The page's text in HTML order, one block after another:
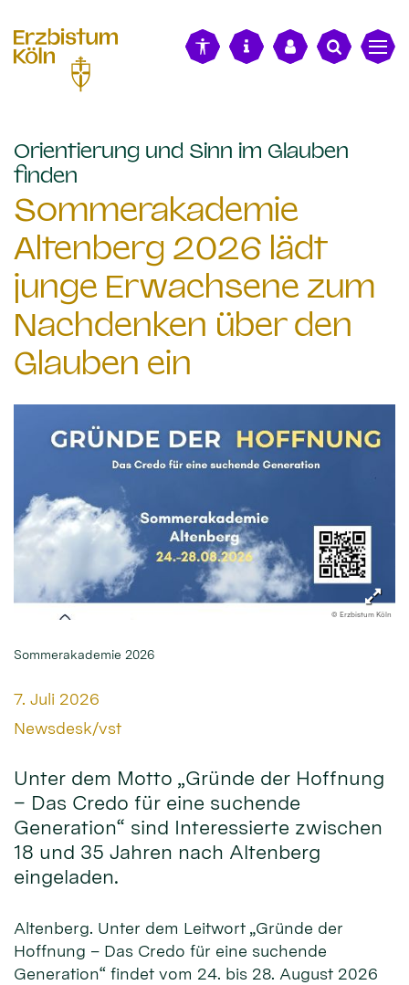
Orientierung und Sinn im Glauben
finden
Sommerakademie
Altenberg 2026 lädt
junge Erwachsene zum
Nachdenken über den
Glauben ein
© Erzbistum Köln
Sommerakademie 2026
Datum:
7. Juli 2026
Von:
Newsdesk/vst
Unter dem Motto „Gründe der Hoffnung
– Das Credo für eine suchende
Generation“ sind Interessierte zwischen
18 und 35 Jahren nach Altenberg
eingeladen.
Altenberg. Unter dem Leitwort „Gründe der
Hoffnung – Das Credo für eine suchende
Generation“ findet vom 24. bis 28. August 2026